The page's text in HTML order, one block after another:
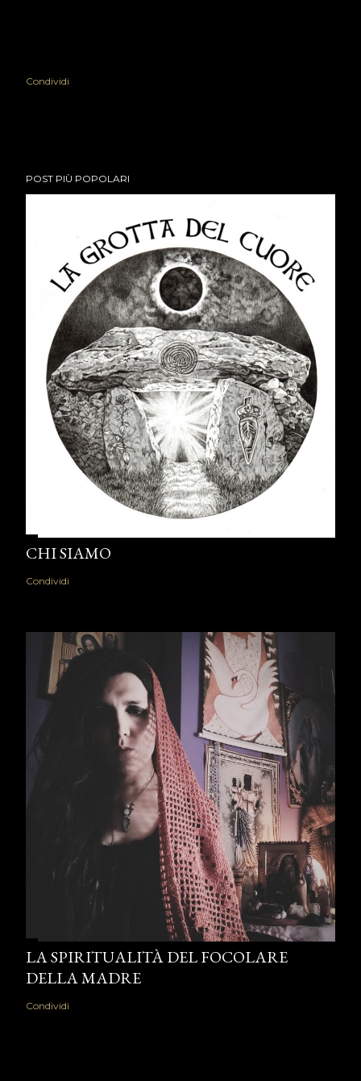
Condividi
POST PIÙ POPOLARI
CHI SIAMO
Condividi
LA SPIRITUALITÀ DEL FOCOLARE
DELLA MADRE
Condividi